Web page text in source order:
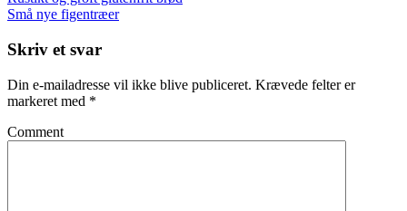
Små nye figentræer
Skriv et svar
Din e-mailadresse vil ikke blive publiceret. Krævede felter er
markeret med *
Comment